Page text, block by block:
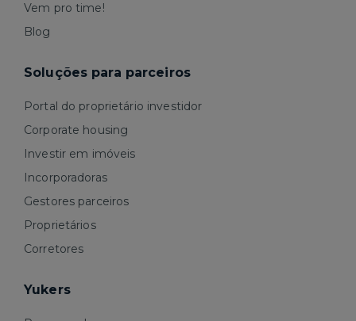
Vem pro time!
Blog
Soluções para parceiros
Portal do proprietário investidor
Corporate housing
Investir em imóveis
Incorporadoras
Gestores parceiros
Proprietários
Corretores
Yukers